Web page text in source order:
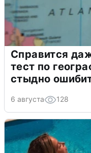
Справится
тест по
стыдно
6 августа 128